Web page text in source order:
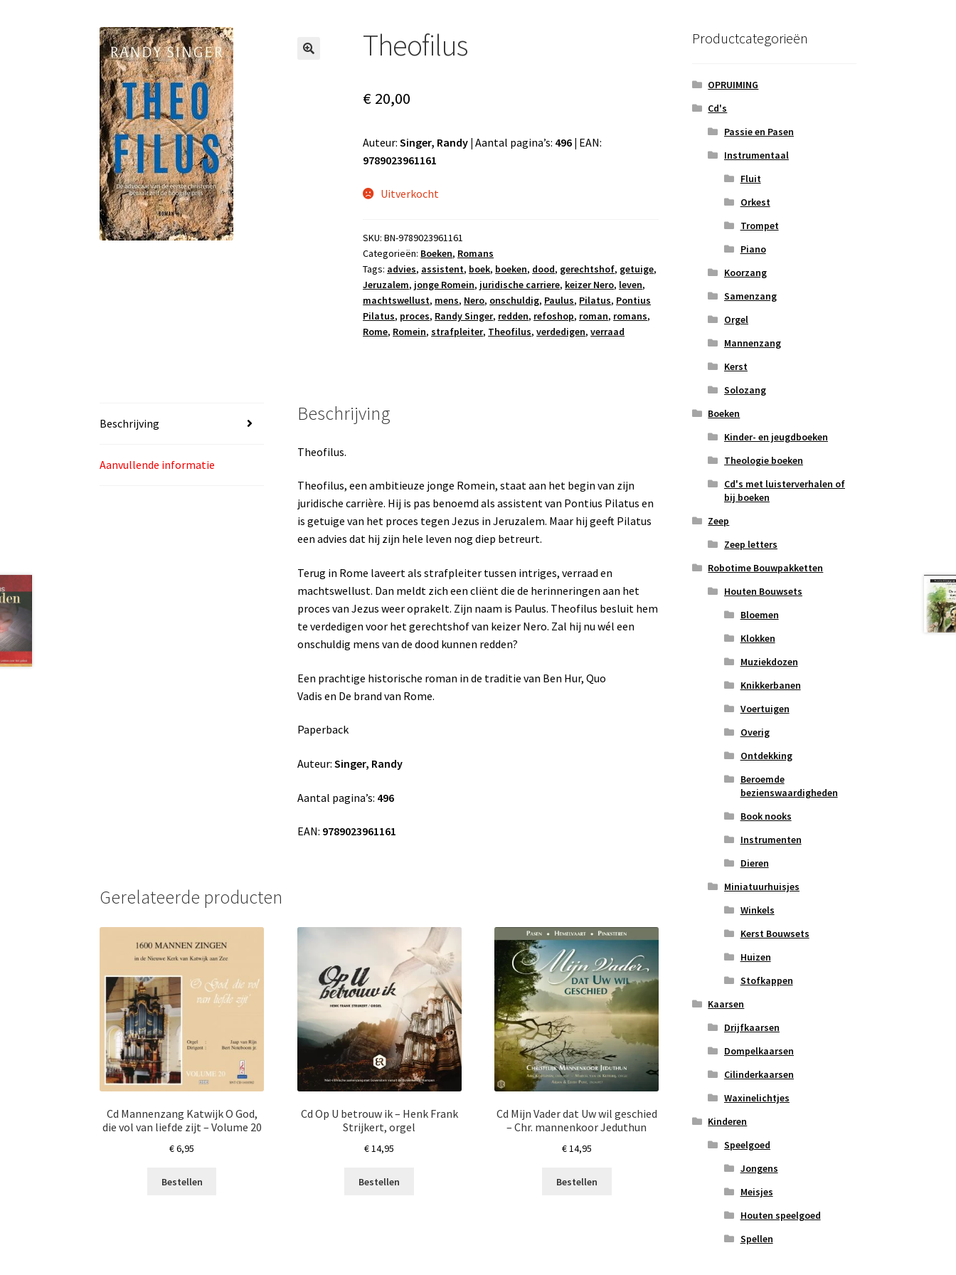
Theofilus
€ 20,00
Auteur:Singer, Randy |Aantal pagina’s: 496 | EAN:
9789023961161
Uitverkocht
SKU:BN-9789023961161
Categorieën: Boeken, Romans
Tags: advies, assistent, boek, boeken, dood, gerechtshof, getuige,
Jeruzalem, jonge Romein, juridische carriere, keizer Nero, leven,
machtswellust, mens, Nero, onschuldig, Paulus, Pilatus, Pontius
Pilatus, proces, Randy Singer, redden, refoshop, roman, romans,
Rome, Romein,strafpleiter, Theofilus,verdedigen,verraad
Beschrijving
Aanvullende informatie
Beschrijving
Theofilus.
Theofilus, een ambitieuze jonge Romein, staat aan het begin van zijn
juridische carrière. Hij is pas benoemd als assistent van Pontius Pilatus en
is getuige van het proces tegen Jezus in Jeruzalem. Maar hij geeft Pilatus
een advies dat hij zijn hele leven nog diep betreurt.
Terug in Rome laveert als strafpleiter tussen intriges, verraad en
machtswellust. Dan meldt zich een cliënt die de herinneringen aan het
proces van Jezus weer oprakelt. Zijn naam is Paulus. Theofilus besluit hem
te verdedigen voor het gerechtshof van keizer Nero. Zal hij nu wél een
onschuldig mens van de dood kunnen redden?
Een prachtige historische roman in de traditie van Ben Hur, Quo
Vadis en De brand van Rome.
Paperback
Auteur: Singer, Randy
Aantal pagina’s: 496
EAN: 9789023961161
Gerelateerde producten
Cd Mannenzang Katwijk O God,
die vol van liefde zijt – Volume 20
€6,95
Bestellen
Cd Op U betrouw ik – Henk Frank
Strijkert, orgel
€14,95
Bestellen
Cd Mijn Vader dat Uw wil geschied
– Chr. mannenkoor Jeduthun
€14,95
Bestellen
Productcategorieën
OPRUIMING
Cd's
Passie en Pasen
Instrumentaal
Fluit
Orkest
Trompet
Piano
Koorzang
Samenzang
Orgel
Mannenzang
Kerst
Solozang
Boeken
Kinder- en jeugdboeken
Theologie boeken
Cd's met luisterverhalen of
bij boeken
Zeep
Zeep letters
Robotime Bouwpakketten
Houten Bouwsets
Bloemen
Klokken
Muziekdozen
Knikkerbanen
Voertuigen
Overig
Ontdekking
Beroemde
bezienswaardigheden
Book nooks
Instrumenten
Dieren
Miniatuurhuisjes
Winkels
Kerst Bouwsets
Huizen
Stofkappen
Kaarsen
Drijfkaarsen
Dompelkaarsen
Cilinderkaarsen
Waxinelichtjes
Kinderen
Speelgoed
Jongens
Meisjes
Houten speelgoed
Spellen